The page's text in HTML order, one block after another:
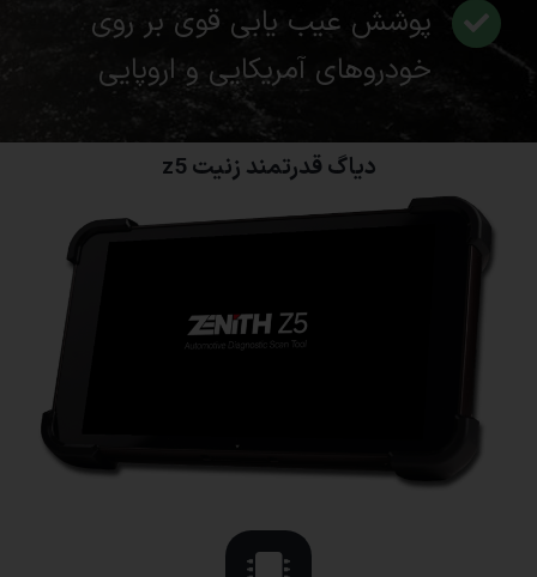
پوشش عیب یابی قوی بر روی
خودروهای آمریکایی و اروپایی
دیاگ قدرتمند زنیت z5